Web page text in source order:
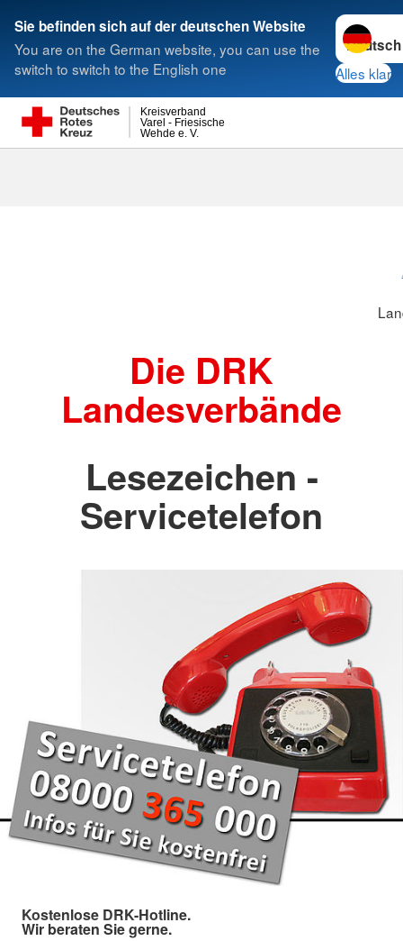
Sie befinden sich auf der deutschen Website
You are on the German website, you can use the
switch to switch to the English one
Sprache
Alles klar
Wehde e. V.
Varel - Friesische
Kreisverband
Suche
Die DRK
Landesverbände
Lesezeichen -
Servicetelefon
Kostenlose DRK-Hotline.
Wir beraten Sie gerne.